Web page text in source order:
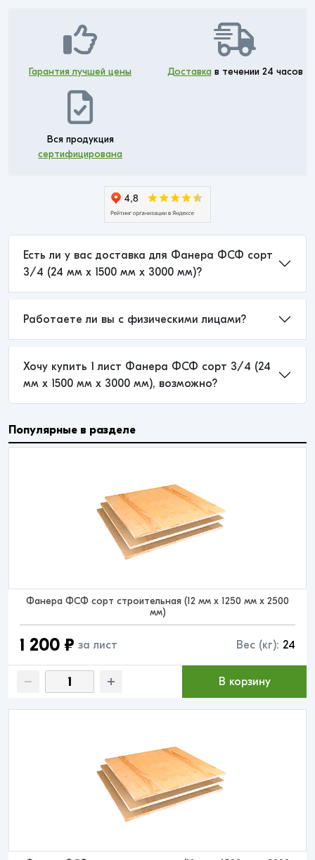
Гарантия лучшей цены Доставкав течении 24 часов
Вся продукция
сертифицирована
Есть ли у вас доставка для Фанера ФСФ сорт
3/4 (24 мм x 1500 мм x 3000 мм)?
Работаете ли вы с физическими лицами?
Хочу купить 1 лист Фанера ФСФ сорт 3/4 (24
мм x 1500 мм x 3000 мм), возможно?
Популярные в разделе
Фанера ФСФ сорт строительная (12 мм x 1250 мм x 2500
мм)
1 200 ₽ за лист Вес (кг): 24
В корзину